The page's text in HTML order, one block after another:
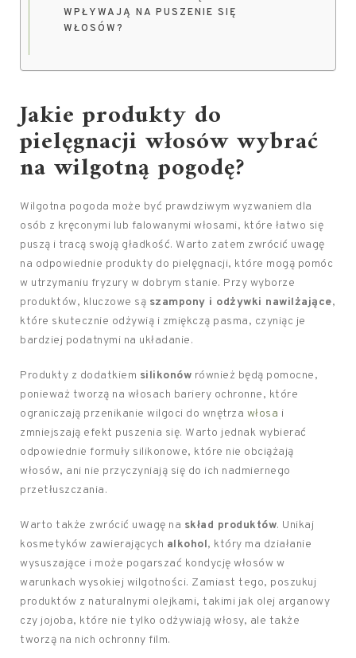
WPŁYWAJĄ NA PUSZENIE SIĘ
WŁOSÓW?
Jakie produkty do
pielęgnacji włosówwybrać
na wilgotną pogodę?
Wilgotna pogoda może być prawdziwym wyzwaniem dla
osób z kręconymi lub falowanymi włosami, które łatwo się
puszą i tracą swoją gładkość. Warto zatem zwrócić uwagę
na odpowiednie produkty do pielęgnacji, które mogą pomóc
w utrzymaniu fryzury w dobrym stanie. Przy wyborze
produktów, kluczowe są szampony i odżywki nawilżające,
które skutecznie odżywią i zmiękczą pasma, czyniąc je
bardziej podatnymi na układanie.
Produkty z dodatkiem silikonów również będą pomocne,
ponieważ tworzą na włosach bariery ochronne, które
ograniczają przenikanie wilgoci do wnętrza włosa i
zmniejszają efekt puszenia się. Warto jednak wybierać
odpowiednie formuły silikonowe, które nie obciążają
włosów, ani nie przyczyniają się do ich nadmiernego
przetłuszczania.
Warto także zwrócić uwagę na skład produktów. Unikaj
kosmetyków zawierających alkohol, który ma działanie
wysuszające i może pogarszać kondycję włosów w
warunkach wysokiej wilgotności. Zamiast tego, poszukuj
produktów z naturalnymi olejkami, takimi jak olej arganowy
czy jojoba, które nie tylko odżywiają włosy, ale także
tworzą na nich ochronny film.